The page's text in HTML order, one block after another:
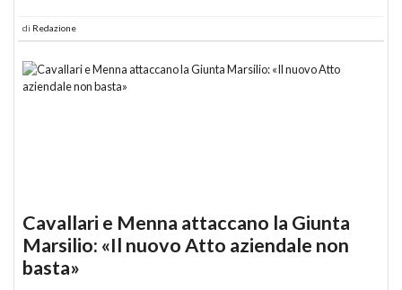
di Redazione
Cavallari e Menna attaccano la Giunta
Marsilio: «Il nuovo Atto aziendale non
basta»